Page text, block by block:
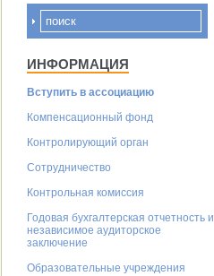
ИНФОРМАЦИЯ
Вступить в ассоциацию
Компенсационный фонд
Контролирующий орган
Сотрудничество
Контрольная комиссия
Годовая бухгалтерская отчетность и
независимое аудиторское
заключение
Образовательные учреждения